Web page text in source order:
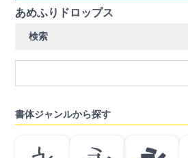
あめふりドロップス
検索
書体ジャンルから探す